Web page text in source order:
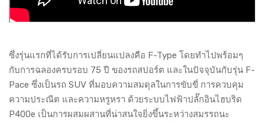
ซึ่งรุ่นแรกที่ได้รับการเปลี่ยนแปลงคือ F-Type โดยทำไปพร้อมๆ
กับการฉลองครบรอบ 75 ปี ของรถสปอร์ต และในปัจจุบันกับรุ่น F-
Pace ซึ่งเป็นรถ SUV ที่มอบความสมดุลในการขับขี่ การควบคุม
ความประณีต และความหรูหรา ด้วยระบบไฟฟ้าปลั๊กอินไฮบริด
P400e เป็นการผสมผสานที่น่าสนใจยิ่งขึ้นระหว่างสมรรถนะ